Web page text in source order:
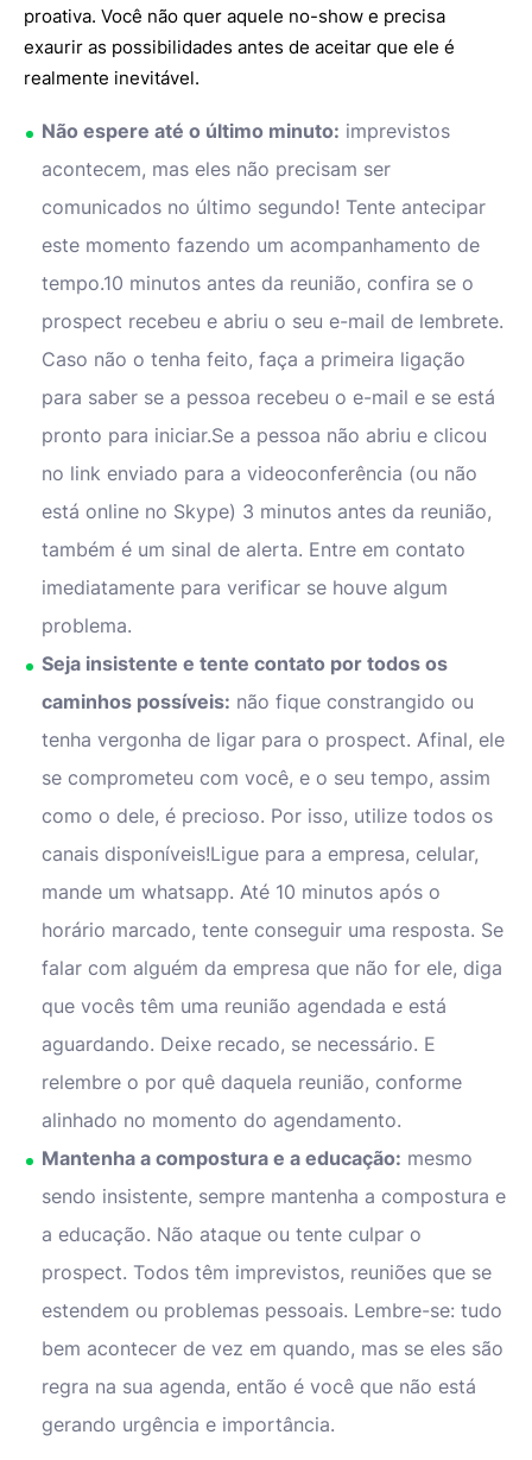
proativa. Você não quer aquele no-show e precisa
exaurir as possibilidades antes de aceitar que ele é
realmente inevitável.
Não espere até o último minuto: imprevistos
acontecem, mas eles não precisam ser
comunicados no último segundo! Tente antecipar
este momento fazendo um acompanhamento de
tempo.10 minutos antes da reunião, confira se o
prospect recebeu e abriu o seu e-mail de lembrete.
Caso não o tenha feito, faça a primeira ligação
para saber se a pessoa recebeu o e-mail e se está
pronto para iniciar.Se a pessoa não abriu e clicou
no link enviado para a videoconferência (ou não
está online no Skype) 3 minutos antes da reunião,
também é um sinal de alerta. Entre em contato
imediatamente para verificar se houve algum
problema.
Seja insistente e tente contato por todos os
caminhos possíveis: não fique constrangido ou
tenha vergonha de ligar para o prospect. Afinal, ele
se comprometeu com você, e o seu tempo, assim
como o dele, é precioso. Por isso, utilize todos os
canais disponíveis!Ligue para a empresa, celular,
mande um whatsapp. Até 10 minutos após o
horário marcado, tente conseguir uma resposta. Se
falar com alguém da empresa que não for ele, diga
que vocês têm uma reunião agendada e está
aguardando. Deixe recado, se necessário. E
relembre o por quê daquela reunião, conforme
alinhado no momento do agendamento.
Mantenha a compostura e a educação: mesmo
sendo insistente, sempre mantenha a compostura e
a educação. Não ataque ou tente culpar o
prospect. Todos têm imprevistos, reuniões que se
estendem ou problemas pessoais. Lembre-se: tudo
bem acontecer de vez em quando, mas se eles são
regra na sua agenda, então é você que não está
gerando urgência e importância.